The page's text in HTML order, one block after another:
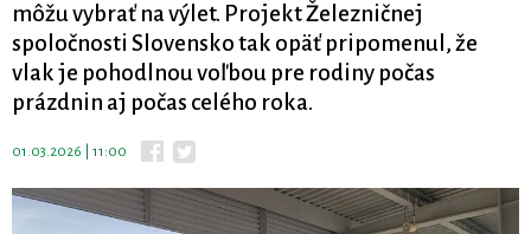
môžu vybrať na výlet. Projekt Železničnej
spoločnosti Slovensko tak opäť pripomenul, že
vlak je pohodlnou voľbou pre rodiny počas
prázdnin aj počas celého roka.
01.03.2026 | 11:00